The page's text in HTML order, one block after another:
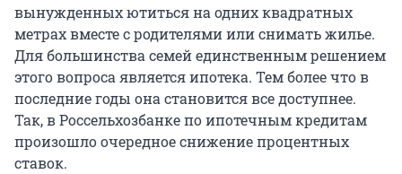
вынужденных ютиться на одних квадратных
метрах вместе с родителями или снимать жилье.
Для большинства семей единственным решением
этого вопроса является ипотека. Тем более что в
последние годы она становится все доступнее.
Так, в Россельхозбанке по ипотечным кредитам
произошло очередное снижение процентных
ставок.